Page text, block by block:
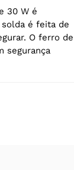
30 W é
é feita de
O ferro de
segurança